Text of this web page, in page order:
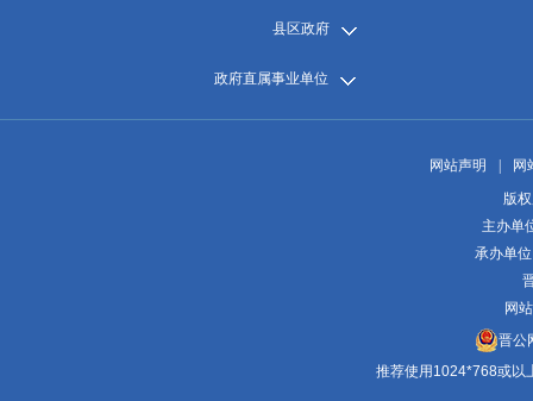
县区政府
政府直属事业单位
网站声明
网
版
主办单
承办单
网
晋公
推荐使用1024*768或以